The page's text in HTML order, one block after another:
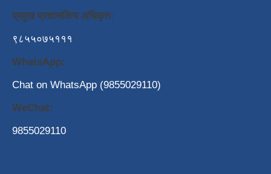
प्रमुख प्रशासकिय अधिकृत:
९८५५०७५१११
WhatsApp:
Chat on WhatsApp (9855029110)
WeChat:
9855029110